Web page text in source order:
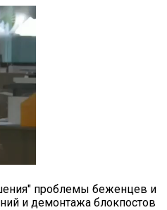
проблемы беженцев и
и демонтажа блокпостов